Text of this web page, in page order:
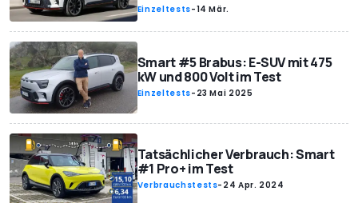
Einzeltests-14 Mär.
Smart #5 Brabus: E-SUV mit 475
kW und 800 Volt im Test
Einzeltests- 23 Mai 2025
Tatsächlicher Verbrauch: Smart
#1 Pro+ im Test
Verbrauchstests- 24 Apr. 2024